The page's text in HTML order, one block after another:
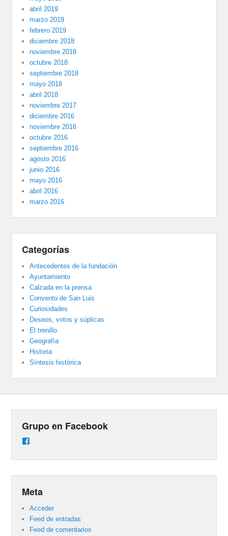
abril 2019
marzo 2019
febrero 2019
diciembre 2018
noviembre 2018
octubre 2018
septiembre 2018
mayo 2018
abril 2018
noviembre 2017
diciembre 2016
noviembre 2016
octubre 2016
septiembre 2016
agosto 2016
junio 2016
mayo 2016
abril 2016
marzo 2016
Categorías
Antecedentes de la fundación
Ayuntamiento
Calzada en la prensa
Convento de San Luis
Curiosidades
Deseos, votos y súplicas
El trenillo
Geografía
Historia
Síntesis histórica
Grupo en Facebook
Meta
Acceder
Feed de entradas
Feed de comentarios